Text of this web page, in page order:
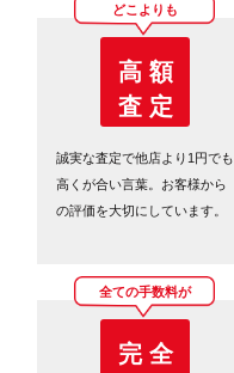
どこよりも
高 額
査 定
誠実な査定で他店より1円でも
高くが合い言葉。お客様から
の評価を大切にしています。
全ての手数料が
完 全